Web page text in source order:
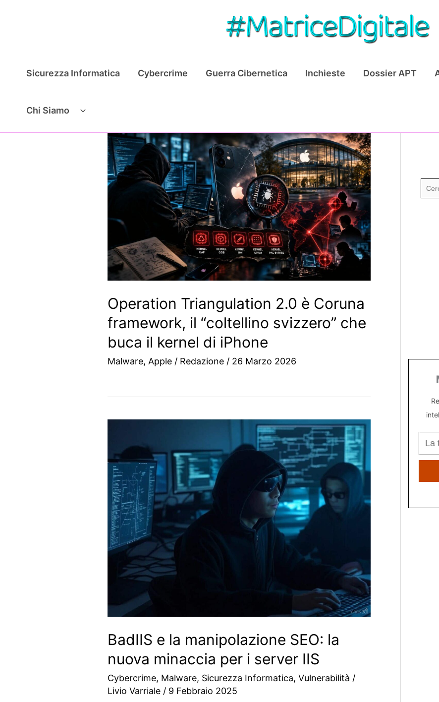
Sicurezza Informatica Cybercrime Guerra Cibernetica Inchieste Dossier APT
Chi Siamo
Operation Triangulation 2.0 è Coruna
framework, il “coltellino svizzero” che
buca il kernel di iPhone
Malware, Apple / Redazione / 26 Marzo 2026
BadIIS e la manipolazione SEO: la
nuova minaccia per i server IIS
Cybercrime, Malware, Sicurezza Informatica, Vulnerabilità /
Livio Varriale / 9 Febbraio 2025